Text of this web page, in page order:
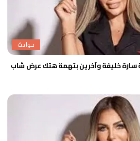
حوادث
خليفة وآخرين بتهمة هتك عرض شاب